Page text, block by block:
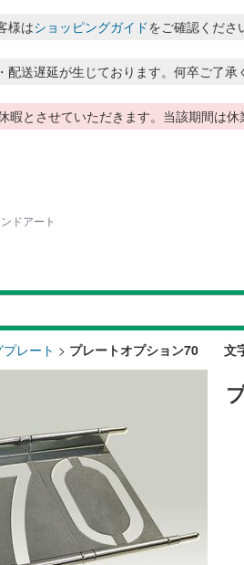
様はショッピングガイドをご確認くださ
送遅延が生じております。何卒ご了
とさせていただきます。当該期間は
ドアート
レート > プレートオプション70 文